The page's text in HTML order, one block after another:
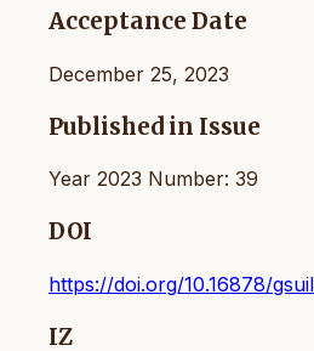
Acceptance Date
December 25, 2023
Published in Issue
Year 2023 Number: 39
DOI
https://doi.org/10.16878/
IZ